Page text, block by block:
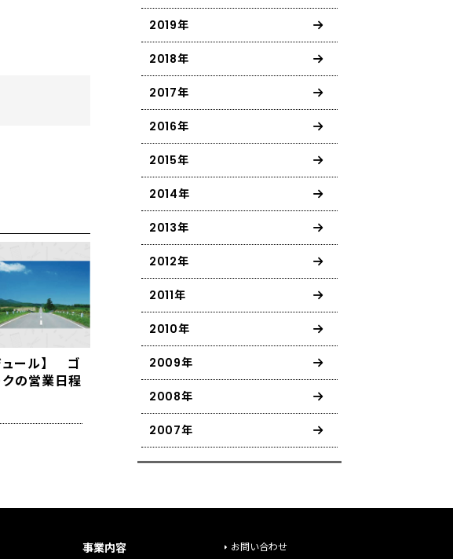
ュール】 ゴ
の営業日程
2019年
2018年
2017年
2016年
2015年
2014年
2013年
2012年
2011年
2010年
2009年
2008年
2007年
事業内容 お問い合わせ